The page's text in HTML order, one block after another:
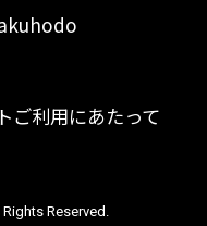
ご利用にあたって
Reserved.